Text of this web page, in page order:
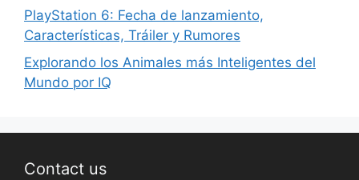
PlayStation 6: Fecha de lanzamiento,
Características, Tráiler y Rumores
Explorando los Animales más Inteligentes del
Mundo por IQ
Contact us